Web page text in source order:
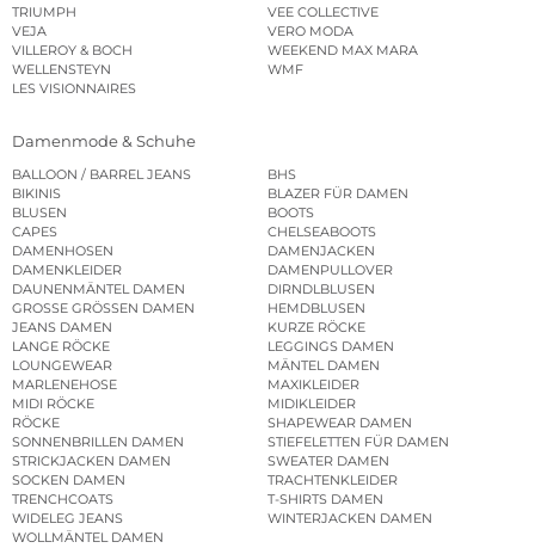
TRIUMPH
VEE COLLECTIVE
VEJA
VERO MODA
VILLEROY & BOCH
WEEKEND MAX MARA
WELLENSTEYN
WMF
LES VISIONNAIRES
Damenmode & Schuhe
BALLOON / BARREL JEANS
BHS
BIKINIS
BLAZER FÜR DAMEN
BLUSEN
BOOTS
CAPES
CHELSEABOOTS
DAMENHOSEN
DAMENJACKEN
DAMENKLEIDER
DAMENPULLOVER
DAUNENMÄNTEL DAMEN
DIRNDLBLUSEN
GROSSE GRÖSSEN DAMEN
HEMDBLUSEN
JEANS DAMEN
KURZE RÖCKE
LANGE RÖCKE
LEGGINGS DAMEN
LOUNGEWEAR
MÄNTEL DAMEN
MARLENEHOSE
MAXIKLEIDER
MIDI RÖCKE
MIDIKLEIDER
RÖCKE
SHAPEWEAR DAMEN
SONNENBRILLEN DAMEN
STIEFELETTEN FÜR DAMEN
STRICKJACKEN DAMEN
SWEATER DAMEN
SOCKEN DAMEN
TRACHTENKLEIDER
TRENCHCOATS
T-SHIRTS DAMEN
WIDELEG JEANS
WINTERJACKEN DAMEN
WOLLMÄNTEL DAMEN